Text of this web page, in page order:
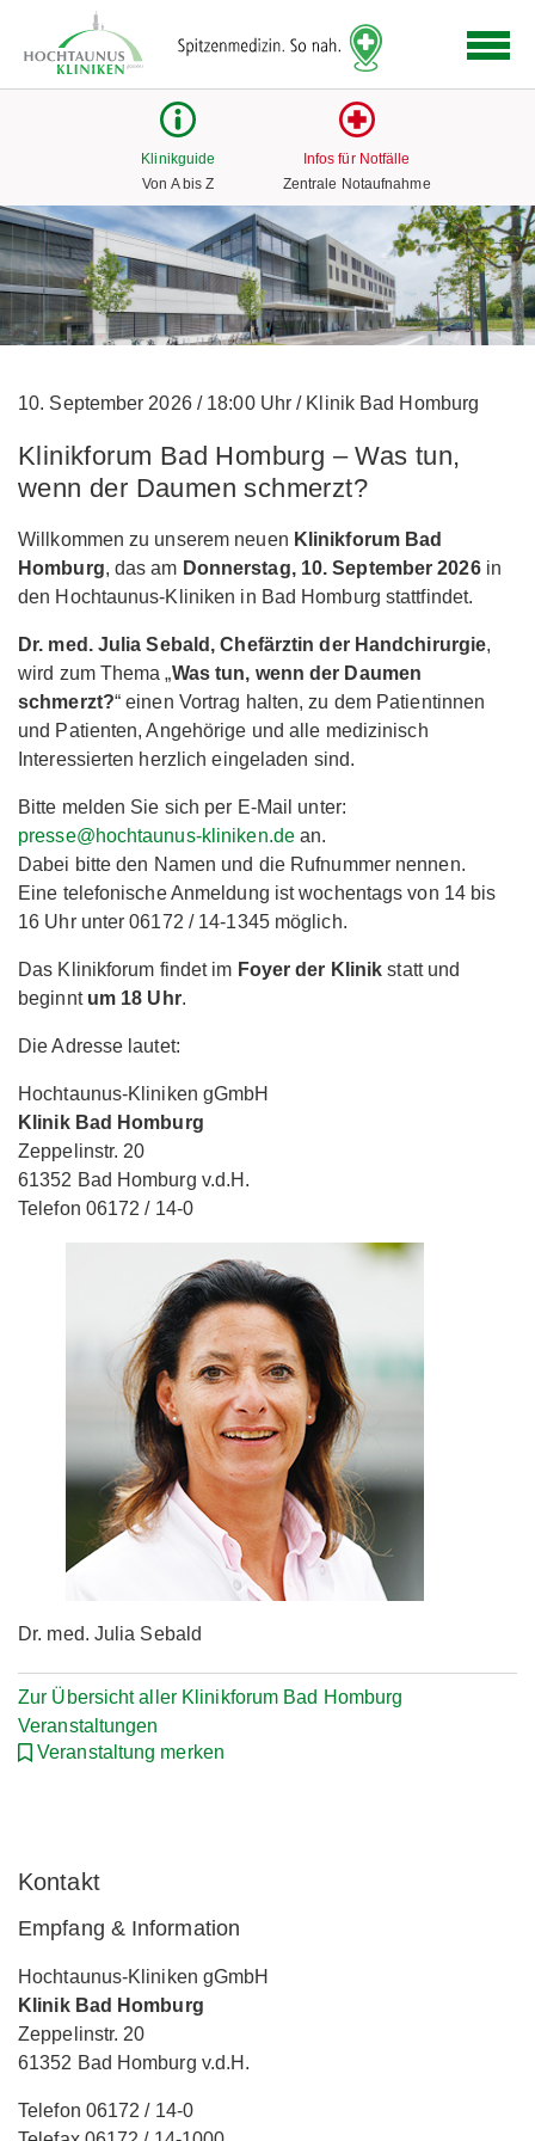
Link
zur
Startseite
Klinikguide
Von A bis Z
Infos für Notfälle
Zentrale Notaufnahme
10. September 2026 /18:00 Uhr/Klinik Bad Homburg
Klinikforum Bad Homburg – Was tun,
wenn der Daumen schmerzt?
Willkommen zu unserem neuen Klinikforum Bad
Homburg, das am Donnerstag, 10. September 2026in
den Hochtaunus-Kliniken in Bad Homburg stattfindet.
Dr. med. Julia Sebald, Chefärztin der Handchirurgie,
wird zum Thema „Was tun, wenn der Daumen
schmerzt?“ einen Vortrag halten, zu dem Patientinnen
und Patienten, Angehörige und alle medizinisch
Interessierten herzlich eingeladen sind.
Bitte melden Sie sich per E-Mail unter:
presse@hochtaunus-kliniken.dean.
Dabei bitte den Namen und die Rufnummer nennen.
Eine telefonische Anmeldung ist wochentags von 14 bis
16 Uhr unter 06172 / 14-1345 möglich.
Das Klinikforum findet im Foyer der Klinikstatt und
beginnt um 18 Uhr.
Die Adresse lautet:
Hochtaunus-Kliniken gGmbH
Klinik Bad Homburg
Zeppelinstr. 20
61352 Bad Homburg v.d.H.
Telefon 06172 / 14-0
Dr. med. Julia Sebald
Zur Übersicht aller Klinikforum Bad Homburg
Veranstaltungen
Veranstaltung merken
Kontakt
Empfang & Information
Hochtaunus-Kliniken gGmbH
Klinik Bad Homburg
Zeppelinstr. 20
61352 Bad Homburg v.d.H.
Telefon 06172 / 14-0